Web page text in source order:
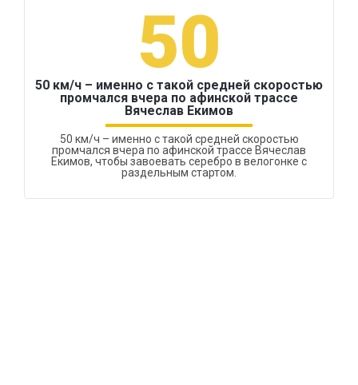
50
50 км/ч – именно с такой средней скоростью
промчался вчера по афинской трассе
Вячеслав Екимов
50 км/ч – именно с такой средней скоростью
промчался вчера по афинской трассе Вячеслав
Екимов, чтобы завоевать серебро в велогонке с
раздельным стартом.